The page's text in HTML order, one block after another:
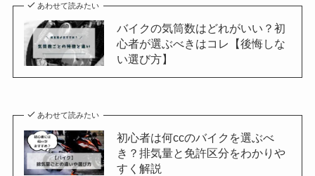
あわせて読みたい
バイクの気筒数はどれがいい？初
心者が選ぶべきはコレ【後悔しな
い選び方】
あわせて読みたい
初心者は何ccのバイクを選ぶべ
き？排気量と免許区分をわかりや
すく解説